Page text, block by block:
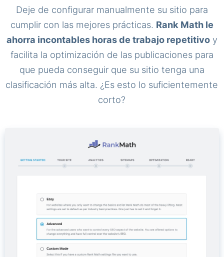
Deje de configurar manualmente su sitio para
cumplir con las mejores prácticas. Rank Math le
ahorra incontables horas de trabajo repetitivoy
facilita la optimización de las publicaciones para
que pueda conseguir que su sitio tenga una
clasificación más alta. ¿Es esto lo suficientemente
corto?